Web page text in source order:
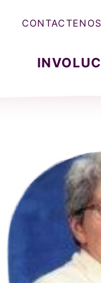
CONTACTENOS